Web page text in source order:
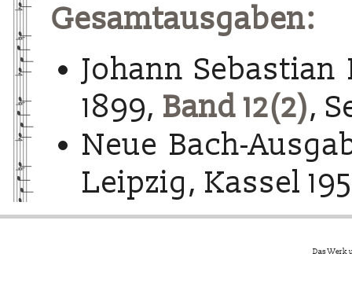
Gesamtausgaben:
Johann Sebastian
1899, Band 12(2),
Neue Bach-
Leipzig, Kassel
Das Werk